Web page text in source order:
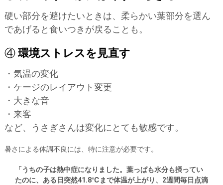
硬い部分を避けたいときは、柔らかい葉部分を選ん
であげると食いつきが戻ることも。
④環境ストレスを見直す
・気温の変化
・ケージのレイアウト変更
・大きな音
・来客
など、うさぎさんは変化にとても敏感です。
暑さによる体調不良には、特に注意が必要です。
「うちの子は熱中症になりました。葉っぱも水分も摂ってい
たのに、ある日突然41.8℃まで体温が上がり、2週間毎日点滴